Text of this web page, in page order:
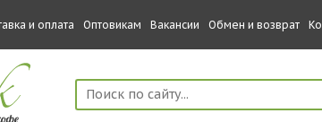
и оплата Оптовикам Вакансии Обмен и возврат